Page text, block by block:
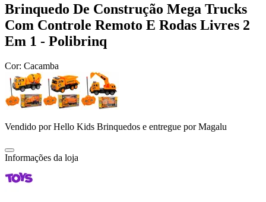
Brinquedo De Construção Mega Trucks
Com Controle Remoto E Rodas Livres 2
Em 1 - Polibrinq
Cor: Cacamba
Vendido porHello Kids Brinquedos e entregue por Magalu
Informações da loja